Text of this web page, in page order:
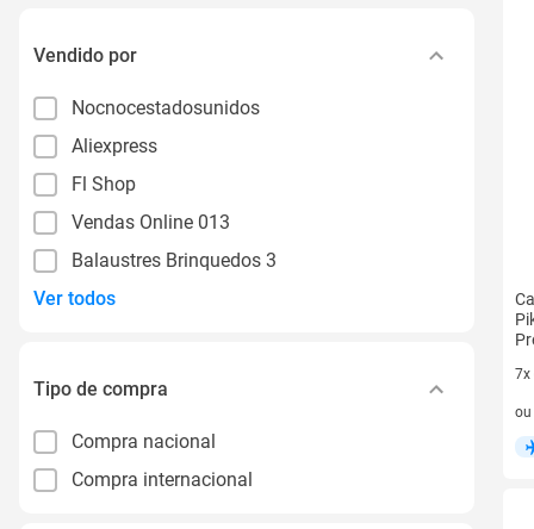
Vendido por
Nocnocestadosunidos
Aliexpress
Fl Shop
Vendas Online 013
Balaustres Brinquedos 3
Ver todos
Tipo de compra
Compra nacional
Compra internacional
7x
7
ou